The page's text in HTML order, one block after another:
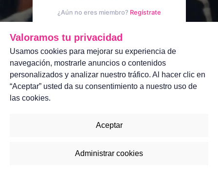
¿Aún no eres miembro? Regístrate
Valoramos tu privacidad
Usamos cookies para mejorar su experiencia de
navegación, mostrarle anuncios o contenidos
personalizados y analizar nuestro tráfico. Al hacer clic en
“Aceptar” usted da su consentimiento a nuestro uso de
las cookies.
Aceptar
Administrar cookies